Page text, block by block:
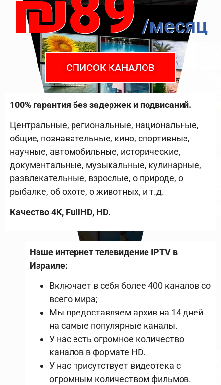
/месяц
СПИСОК КАНАЛОВ
100% гарантия без задержек и подвисаний.
Центральные, региональные, национальные,
общие, познавательные, кино, спортивные,
научные, автомобильные, исторические,
документальные, музыкальные, кулинарные,
развлекательные, взрослые, о природе, о
рыбалке, об охоте, о животных, и т.д.
Качество 4K, FullHD, HD.
Наше интернет телевидение IPTV в
Израиле:
Включает в себя более 400 каналов со
всего мира;
Мы предоставляем архив на 14 дней
на самые популярные каналы.
У нас есть огромное количество
каналов в формате HD.
У нас присутствует видеотека с
огромным количеством фильмов.